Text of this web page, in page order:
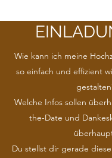
Wie kann ich meine
so einfach und effizient
Welche Infos sollen
the-Date und
Du stellst dir gerade